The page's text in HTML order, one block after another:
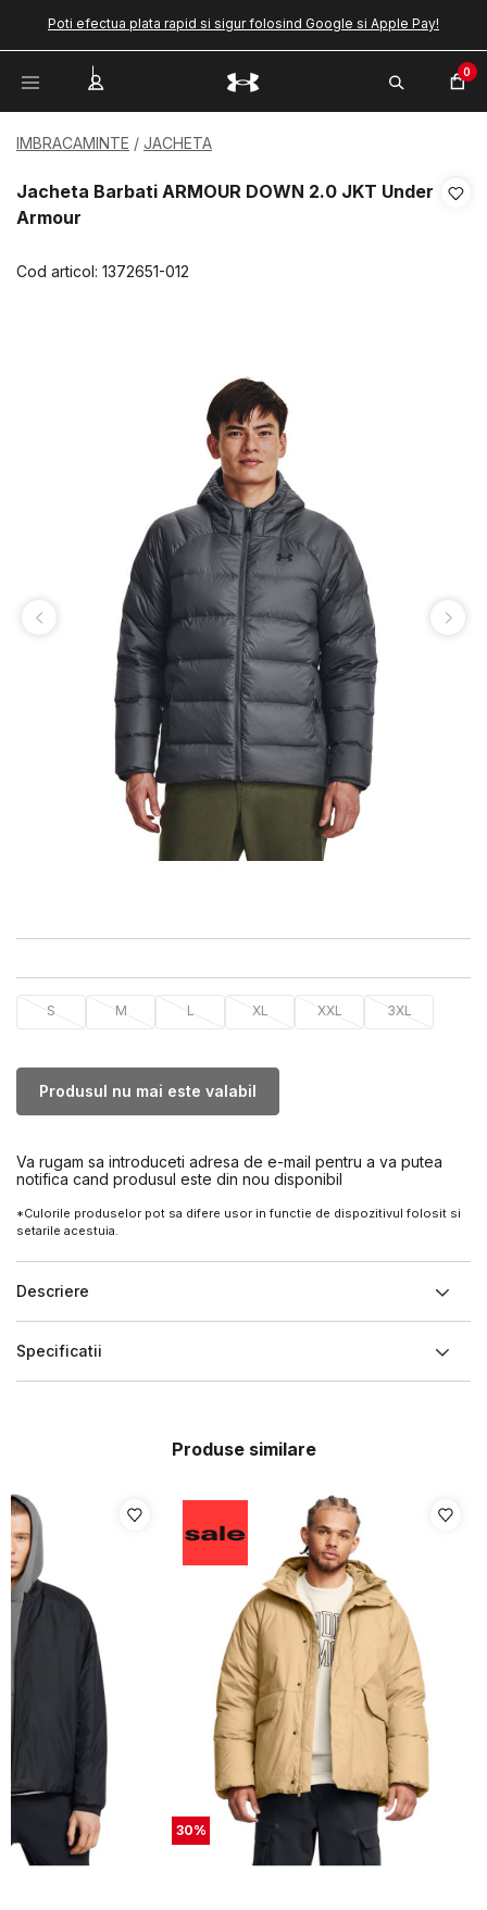
Poti efectua plata rapid si sigur folosind Google si Apple Pay!
0
IMBRACAMINTE JACHETA
Jacheta Barbati ARMOUR DOWN 2.0 JKT Under
Armour
Cod articol: 1372651-012
S M L XL XXL 3XL
Produsul nu mai este valabil
Va rugam sa introduceti adresa de e-mail pentru a va putea
notifica cand produsul este din nou disponibil
*Culorile produselor pot sa difere usor in functie de dispozitivul folosit si
setarile acestuia.
Descriere
Specificatii
Produse similare
30%